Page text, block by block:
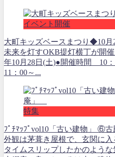
イベント開催
大町キッズベースまつり◆10月
未来を灯すOKB提灯横丁が開
年10月28日(土)●開催時間 10
11：00～...
特集
ﾌﾟﾁﾏｯﾌﾟvol10「古い建物」 ⑥
外観は茅葺き屋根で、玄関に入
タイムスリップしたかのような